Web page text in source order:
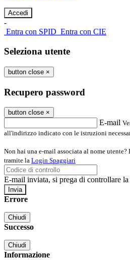
-
Entra con SPID Entra con CIE
Seleziona utente
button close ×
Recupero password
button close ×
E-mail
all'indirizzo indicato con le istruzioni
Non hai una e-mail associata al nome
tramite la Login Spaggiari
E-mail inviata, si prega di controllare
Errore
Chiudi
Successo
Chiudi
Informazione